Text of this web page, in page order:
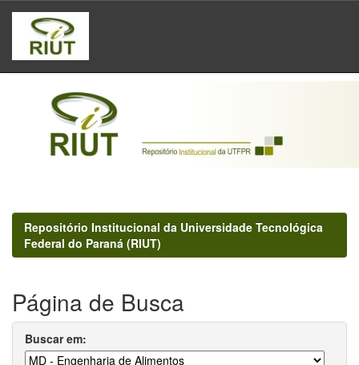
Skip
navigation
Repositório Institucional da Universidade Tecnológica
Federal do Paraná (RIUT)
Página de Busca
Buscar em: